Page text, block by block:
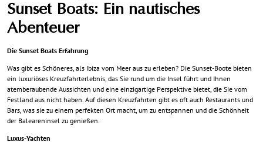
Sunset Boats: Ein nautisches
Abenteuer
Die Sunset Boats Erfahrung
Was gibt es Schöneres, als Ibiza vom Meer aus zu erleben? Die Sunset-Boote bieten
ein luxuriöses Kreuzfahrterlebnis, das Sie rund um die Insel führt und Ihnen
atemberaubende Aussichten und eine einzigartige Perspektive bietet, die Sie vom
Festland aus nicht haben. Auf diesen Kreuzfahrten gibt es oft auch Restaurants und
Bars, was sie zu einem perfekten Ort macht, um zu entspannen und die Schönheit
der Baleareninsel zu genießen.
Luxus-Yachten